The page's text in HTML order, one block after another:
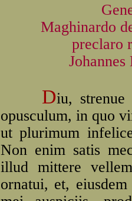
Maghinardo
preclaro
Diu,
opusculum, in quo
ut plurimum
Non enim satis
illud mittere
ornatui, et,